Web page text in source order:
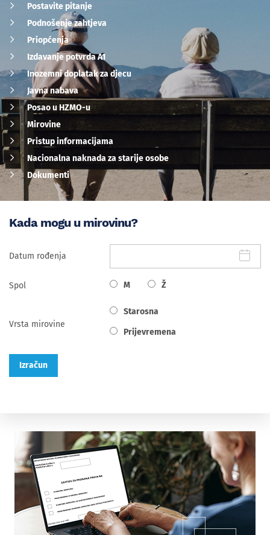
Postavite pitanje
Podnošenje zahtjeva
Priopćenja
Izdavanje potvrda A1
Inozemni doplatak za djecu
Javna nabava
Posao u HZMO-u
Mirovine
Pristup informacijama
Nacionalna naknada za starije osobe
Dokumenti
Kada mogu u mirovinu?
Datum rođenja
Spol M Ž
Vrsta mirovine
Starosna
Prijevremena
Izračun